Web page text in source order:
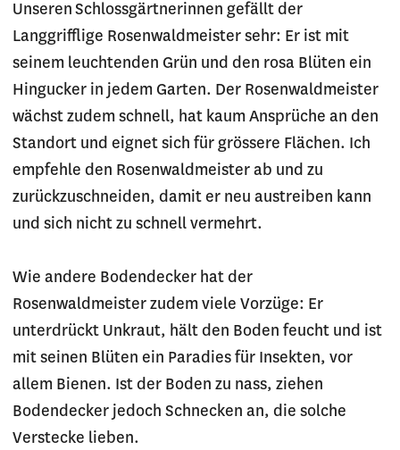
Unseren Schlossgärtnerinnen gefällt der
Langgrifflige Rosenwaldmeister sehr: Er ist mit
seinem leuchtenden Grün und den rosa Blüten ein
Hingucker in jedem Garten. Der Rosenwaldmeister
wächst zudem schnell, hat kaum Ansprüche an den
Standort und eignet sich für grössere Flächen. Ich
empfehle den Rosenwaldmeister ab und zu
zurückzuschneiden, damit er neu austreiben kann
und sich nicht zu schnell vermehrt.
Wie andere Bodendecker hat der
Rosenwaldmeister zudem viele Vorzüge: Er
unterdrückt Unkraut, hält den Boden feucht und ist
mit seinen Blüten ein Paradies für Insekten, vor
allem Bienen. Ist der Boden zu nass, ziehen
Bodendecker jedoch Schnecken an, die solche
Verstecke lieben.